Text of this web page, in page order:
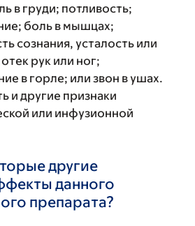
в груди; потливость;
боль в мышцах;
сознания, усталость или
рук или ног;
в горле; или звон в ушах.
и другие признаки
или инфузионной
другие
данного
препарата?